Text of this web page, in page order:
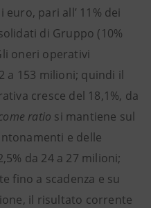
euro, pari all’ 11% dei
di Gruppo (10%
oneri operativi
a 153 milioni; quindi il
cresce del 18,1%, da
ratio si mantiene sul
e delle
da 24 a 27 milioni;
fino a scadenza e su
il risultato corrente